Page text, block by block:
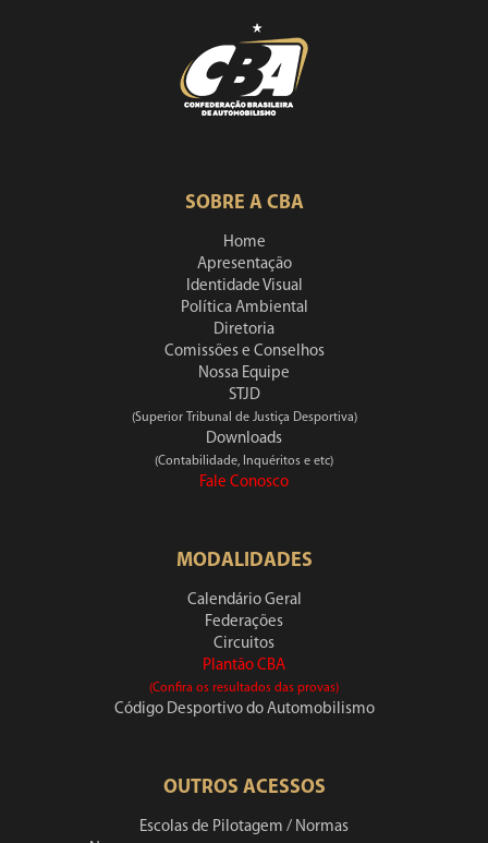
SOBRE A CBA
Home
Apresentação
Identidade Visual
Política Ambiental
Diretoria
Comissões e Conselhos
Nossa Equipe
STJD
(Superior Tribunal de Justiça Desportiva)
Downloads
(Contabilidade, Inquéritos e etc)
Fale Conosco
MODALIDADES
Calendário Geral
Federações
Circuitos
Plantão CBA
(Confira os resultados das provas)
Código Desportivo do Automobilismo
OUTROS ACESSOS
Escolas de Pilotagem / Normas